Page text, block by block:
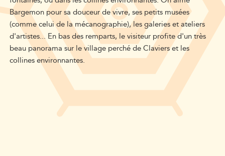
Bargemon pour sa douceur de vivre, ses petits musées
(comme celui de la mécanographie), les galeries et ateliers
d'artistes... En bas des remparts, le visiteur profite d'un très
beau panorama sur le village perché de Claviers et les
collines environnantes.